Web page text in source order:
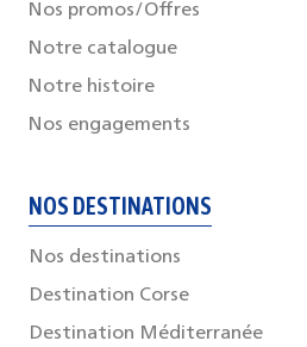
Nos promos/Offres
Notre catalogue
Notre histoire
Nos engagements
NOS DESTINATIONS
Nos destinations
Destination Corse
Destination Méditerranée